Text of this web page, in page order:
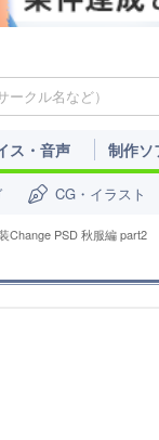
ス・音声 制作ソ
CG・イラスト
Change PSD 秋服編 part2